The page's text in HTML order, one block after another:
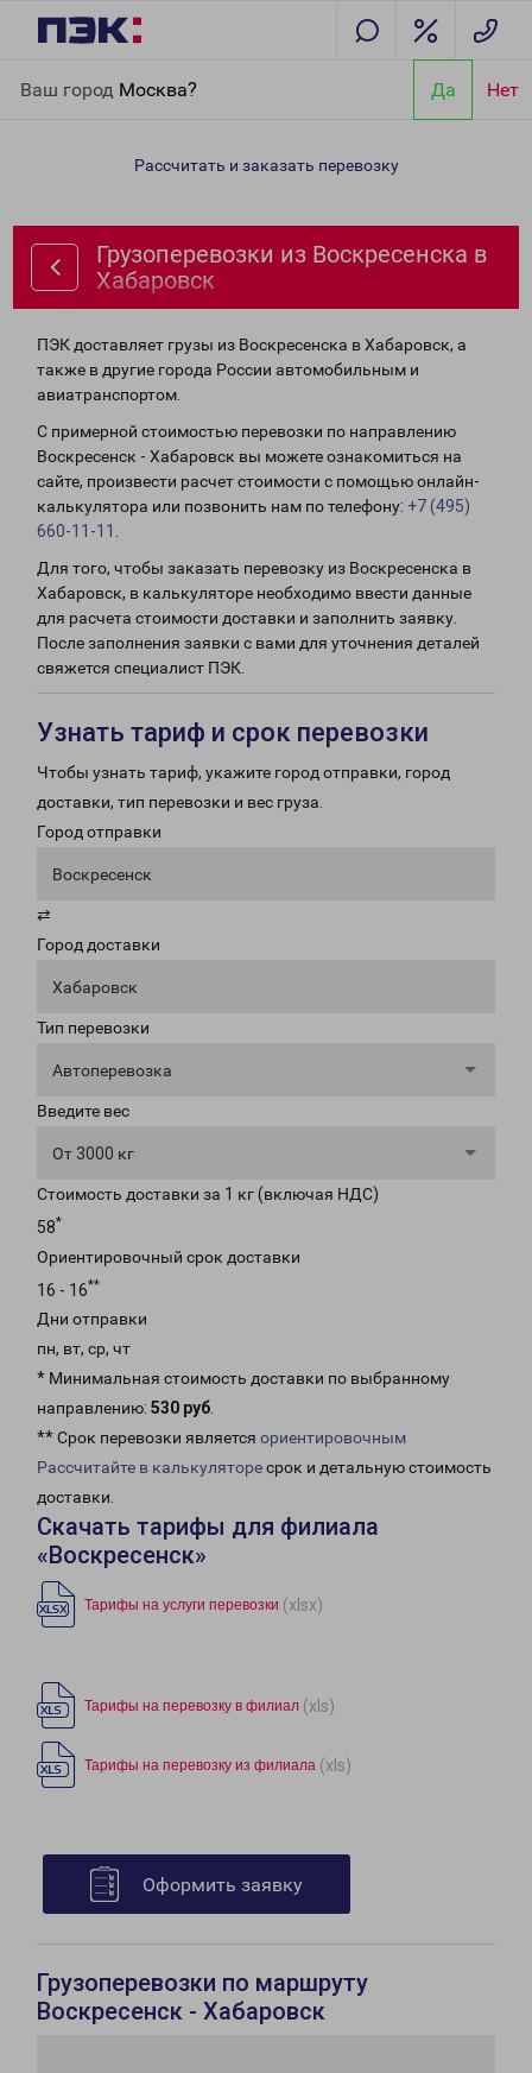
Ваш город Москва? Да Нет
Хабаровск
Рассчитать и заказать перевозку
Грузоперевозки из Воскресенска в
Хабаровск
ПЭК доставляет грузы из Воскресенска в Хабаровск, а
также в другие города России автомобильным и
авиатранспортом.
С примерной стоимостью перевозки по направлению
Воскресенск - Хабаровск вы можете ознакомиться на
сайте, произвести расчет стоимости с помощью онлайн-
калькулятора или позвонить нам по телефону: +7 (495)
660-11-11
Для того, чтобы заказать перевозку из Воскресенска в
Хабаровск, в калькуляторе необходимо ввести данные
для расчета стоимости доставки и заполнить заявку.
После заполнения заявки с вами для уточнения деталей
свяжется специалист ПЭК.
Узнать тариф и срок перевозки
Чтобы узнать тариф, укажите город отправки, город
доставки, тип перевозки и вес груза.
Город отправки
Воскресенск
⇄
Город доставки
Хабаровск
Тип перевозки
Автоперевозка
Введите вес
От 3000 кг
Стоимость доставки за 1 кг (включая НДС)
58*
Ориентировочный срок доставки
16 - 16**
Дни отправки
пн, вт, ср, чт
* Минимальная стоимость доставки по выбранному
направлению: 530 руб.
** Срок перевозки является ориентировочным
Рассчитайте в калькуляторесрок и детальную стоимость
доставки.
Скачать тарифы для филиала
«Воскресенск»
Тарифы на услуги перевозки (xlsx)
Тарифы на перевозку в филиал (xls)
Тарифы на перевозку из филиала (xls)
Оформить заявку
Грузоперевозки по маршруту
Воскресенск - Хабаровск